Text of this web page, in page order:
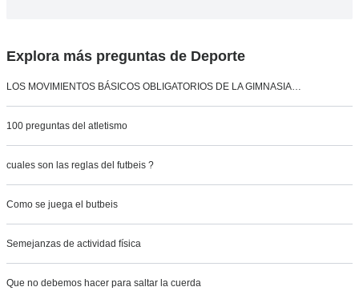
Explora más preguntas de Deporte
LOS MOVIMIENTOS BÁSICOS OBLIGATORIOS DE LA GIMNASIA…
100 preguntas del atletismo
cuales son las reglas del futbeis ?
Como se juega el butbeis
Semejanzas de actividad física
Que no debemos hacer para saltar la cuerda